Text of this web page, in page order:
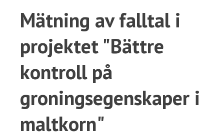
Mätning av falltal i
projektet "Bättre
kontroll på
groningsegenskaper i
maltkorn"